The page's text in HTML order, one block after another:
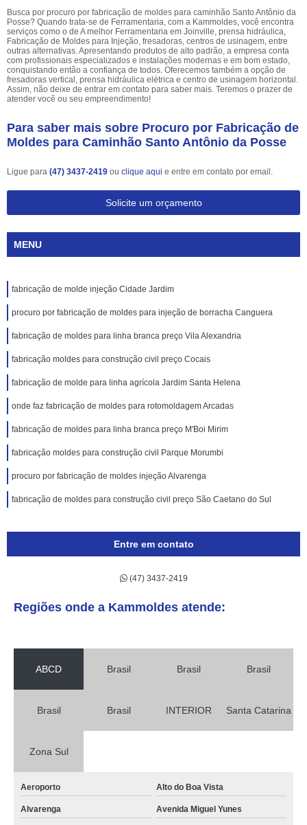
Busca por procuro por fabricação de moldes para caminhão Santo Antônio da
Posse? Quando trata-se de Ferramentaria, com a Kammoldes, você encontra
serviços como o de A melhor Ferramentaria em Joinville, prensa hidráulica,
Fabricação de Moldes para Injeção, fresadoras, centros de usinagem, entre
outras alternativas. Apresentando produtos de alto padrão, a empresa conta
com profissionais especializados e instalações modernas e em bom estado,
conquistando então a confiança de todos. Oferecemos também a opção de
fresadoras vertical, prensa hidráulica elétrica e centro de usinagem horizontal.
Assim, não deixe de entrar em contato para saber mais. Teremos o prazer de
atender você ou seu empreendimento!
Para saber mais sobre Procuro por Fabricação de
Moldes para Caminhão Santo Antônio da Posse
Ligue para (47) 3437-2419 ou clique aqui e entre em contato por email.
Solicite um orçamento
MENU
fabricação de molde injeção Cidade Jardim
procuro por fabricação de moldes para injeção de borracha Canguera
fabricação de moldes para linha branca preço Vila Alexandria
fabricação moldes para construção civil preço Cocais
fabricação de molde para linha agrícola Jardim Santa Helena
onde faz fabricação de moldes para rotomoldagem Arcadas
fabricação de moldes para linha branca preço M'Boi Mirim
fabricação moldes para construção civil Parque Morumbi
procuro por fabricação de moldes injeção Alvarenga
fabricação de moldes para construção civil preço São Caetano do Sul
Entre em contato
(47) 3437-2419
Regiões onde a Kammoldes atende:
ABCD Brasil Brasil Brasil
Brasil Brasil INTERIOR Santa Catarina
Zona Sul
Aeroporto Alto do Boa Vista
Alvarenga Avenida Miguel Yunes